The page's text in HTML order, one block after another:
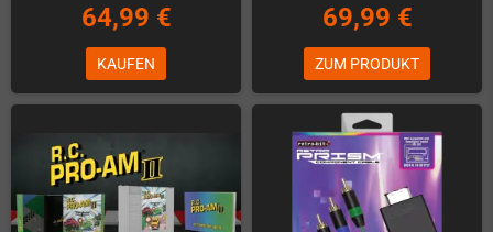
64,99 €
KAUFEN
69,99 €
ZUM PRODUKT